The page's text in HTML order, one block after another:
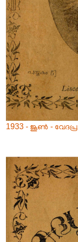
1933 - ജൂൺ -